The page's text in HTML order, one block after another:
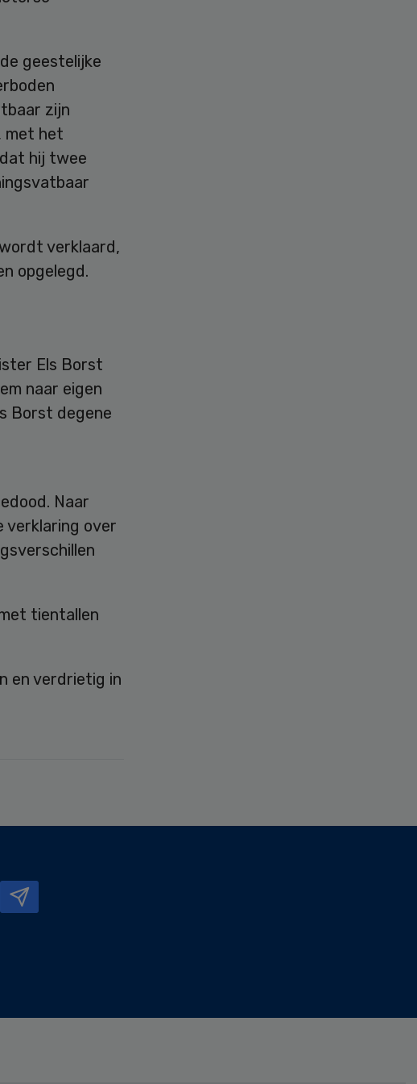
geestelijke
zijn
met het
hij twee
verklaard,
opgelegd.
Els Borst
naar eigen
Borst degene
Naar
verklaring over
tientallen
en verdrietig in